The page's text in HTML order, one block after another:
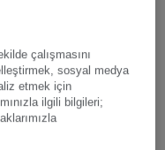
to gate)
çalışmasını
sosyal medya
etmek için
ilgili bilgileri;